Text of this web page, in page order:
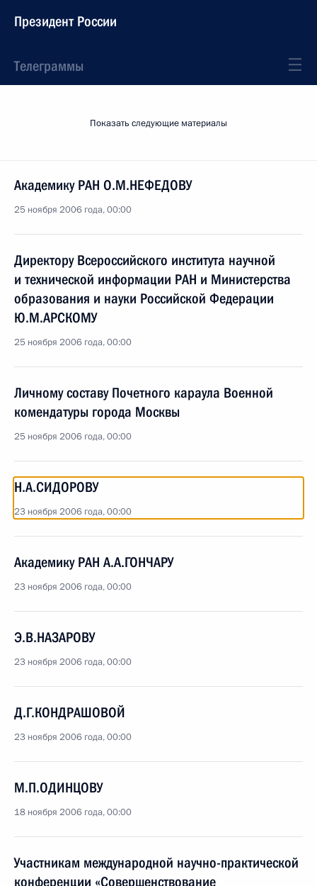
Президент России
Телеграммы
Показать следующие материалы
Академику РАН О.М.НЕФЕДОВУ
25 ноября 2006 года, 00:00
Директору Всероссийского института научной
и технической информации РАН и Министерства
образования и науки Российской Федерации
Ю.М.АРСКОМУ
25 ноября 2006 года, 00:00
Личному составу Почетного караула Военной
комендатуры города Москвы
25 ноября 2006 года, 00:00
Н.А.СИДОРОВУ
23 ноября 2006 года, 00:00
Академику РАН А.А.ГОНЧАРУ
23 ноября 2006 года, 00:00
Э.В.НАЗАРОВУ
23 ноября 2006 года, 00:00
Д.Г.КОНДРАШОВОЙ
23 ноября 2006 года, 00:00
М.П.ОДИНЦОВУ
18 ноября 2006 года, 00:00
Участникам международной научно-практической
конференции «Совершенствование